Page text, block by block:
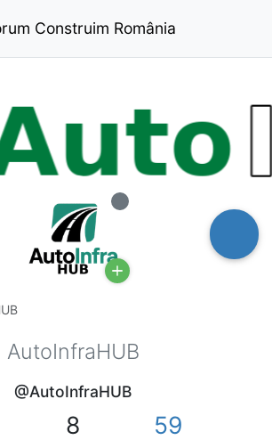
Construim România
Deconectat
AutoInfraHUB
@AutoInfraHUB
8 59